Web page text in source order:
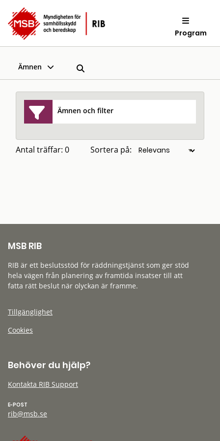
Program
Ämnen
Ämnen och filter
Antal träffar: 0 Sortera på:
MSB RIB
RIB är ett beslutsstöd för räddningstjänst som ger stöd
hela vägen från planering av framtida insatser till att
fatta rätt beslut när olyckan är framme.
Tillgänglighet
Cookies
Behöver du hjälp?
Kontakta RIB Support
E-POST
rib@msb.se